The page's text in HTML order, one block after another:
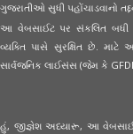
ગુજરાતીઓ સુધી પહોંચાડવાનો
આ વેબસાઈટ પર સંકલિત બધી
વ્યક્તિ પાસે સુરક્ષિત છે.
સાર્વજનિક લાઈસંસ (જેમ કે
હું, જીજ્ઞેશ અધ્યારૂ, આ